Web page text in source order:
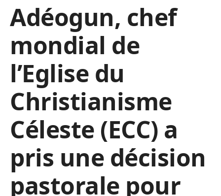
Adéogun, chef
mondial de
l’Eglise du
Christianisme
Céleste (ECC) a
pris une décision
pastorale pour